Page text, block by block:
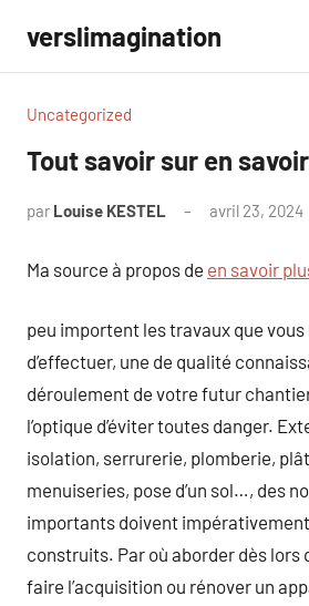
contenu
verslimagination
Uncategorized
Tout savoir sur en
par Louise KESTEL avril 23, 2024
Ma source à propos de en savoir
peu importent les travaux que vous
d’effectuer, une de qualité
déroulement de votre futur
l’optique d’éviter toutes danger.
isolation, serrurerie, plomberie,
menuiseries, pose d’un sol…, des
importants doivent
construits. Par où aborder dès lors
faire l’acquisition ou rénover un